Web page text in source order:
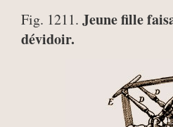
Fig. 1211. Jeune fille
dévidoir.